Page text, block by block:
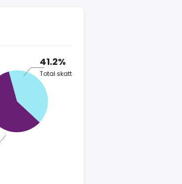
41.2%
Total skatt